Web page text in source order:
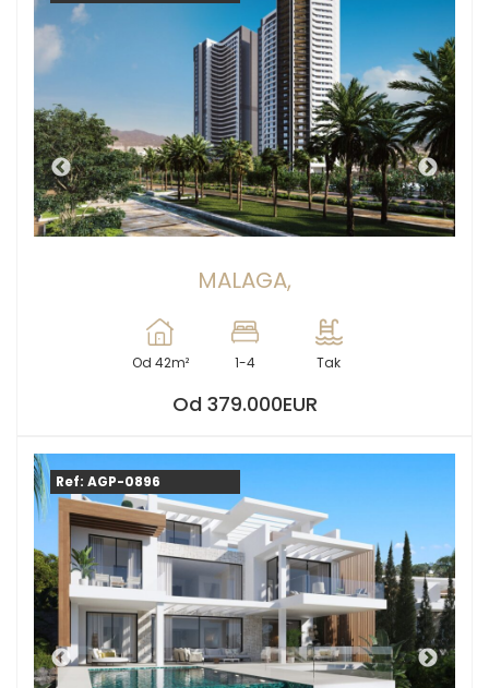
MALAGA,
Od 42m² 1-4 Tak
Od 379.000EUR
Ref: AGP-0896